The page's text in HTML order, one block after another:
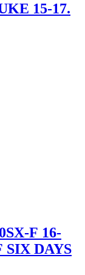
15-17.
F 16-
SIX DAYS